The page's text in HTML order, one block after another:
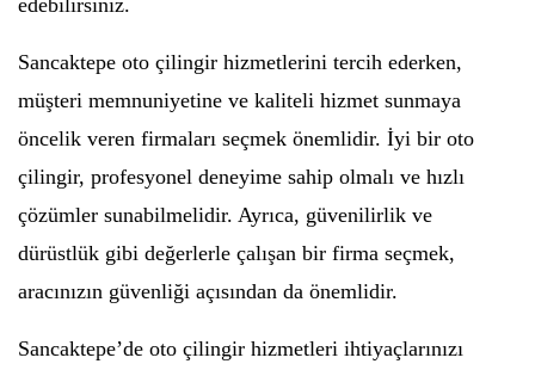
edebilirsiniz.
Sancaktepe oto çilingir hizmetlerini tercih ederken,
müşteri memnuniyetine ve kaliteli hizmet sunmaya
öncelik veren firmaları seçmek önemlidir. İyi bir oto
çilingir, profesyonel deneyime sahip olmalı ve hızlı
çözümler sunabilmelidir. Ayrıca, güvenilirlik ve
dürüstlük gibi değerlerle çalışan bir firma seçmek,
aracınızın güvenliği açısından da önemlidir.
Sancaktepe’de oto çilingir hizmetleri ihtiyaçlarınızı